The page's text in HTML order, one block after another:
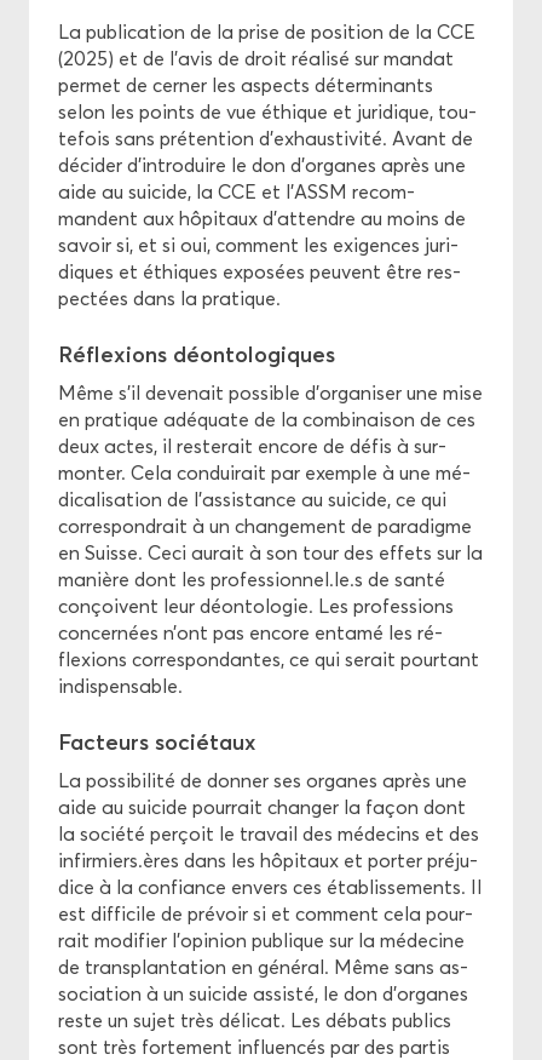
La pu­bli­ca­tion de la prise de po­si­tion de la CCE
(2025) et de l’avis de droit réa­li­sé sur man­dat
per­met de cer­ner les as­pects dé­ter­mi­nants
selon les points de vue éthique et ju­ri­dique, tou­
te­fois sans pré­ten­tion d’ex­haus­ti­vi­té. Avant de
dé­ci­der d’in­tro­duire le don d’or­ganes après une
aide au sui­cide, la CCE et l’ASSM re­com­
mandent aux hô­pi­taux d’at­tendre au moins de
sa­voir si, et si oui, com­ment les exi­gences ju­ri­
diques et éthiques ex­po­sées peuvent être res­
pec­tées dans la pra­tique.
Ré­flexions dé­on­to­lo­giques
Même s’il de­ve­nait pos­sible d’or­ga­ni­ser une mise
en pra­tique adé­quate de la com­bi­nai­son de ces
deux actes, il res­te­rait en­core de défis à sur­
mon­ter. Cela condui­rait par exemple à une mé­
di­ca­li­sa­tion de l’as­sis­tance au sui­cide, ce qui
cor­res­pon­drait à un chan­ge­ment de pa­ra­digme
en Suisse. Ceci au­rait à son tour des ef­fets sur la
ma­nière dont les pro­fes­sion­nel.le.s de santé
conçoivent leur dé­on­to­lo­gie. Les pro­fes­sions
concer­nées n’ont pas en­core en­ta­mé les ré­
flexions cor­res­pon­dantes, ce qui se­rait pour­tant
in­dis­pen­sable.
Fac­teurs so­cié­taux
La pos­si­bi­li­té de don­ner ses or­ganes après une
aide au sui­cide pour­rait chan­ger la façon dont
la so­cié­té per­çoit le tra­vail des mé­de­cins et des
in­fir­miers.ères dans les hô­pi­taux et por­ter pré­ju­
dice à la confiance en­vers ces éta­blis­se­ments. Il
est dif­fi­cile de pré­voir si et com­ment cela pour­
rait mo­di­fier l’opi­nion pu­blique sur la mé­de­cine
de trans­plan­ta­tion en gé­né­ral. Même sans as­
so­cia­tion à un sui­cide as­sis­té, le don d’or­ganes
reste un sujet très dé­li­cat. Les dé­bats pu­blics
sont très for­te­ment in­fluen­cés par des par­tis